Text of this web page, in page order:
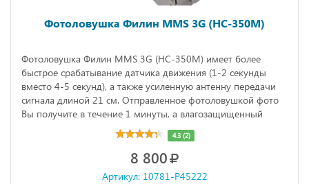
Фотоловушка Филин MMS 3G (HC-350M)
Фотоловушка Филин MMS 3G (HC-350M) имеет более
быстрое срабатывание датчика движения (1-2 секунды
вместо 4-5 секунд), а также усиленную антенну передачи
сигнала длиной 21 см. Отправленное фотоловушкой фото
Вы получите в течение 1 минуты, а влагозащищенный
корпус позволит оставлять камеру на длительное время без
смены источника питания (время работы в режиме
4.3 (2)
8 800
Артикул: 10781-P45222